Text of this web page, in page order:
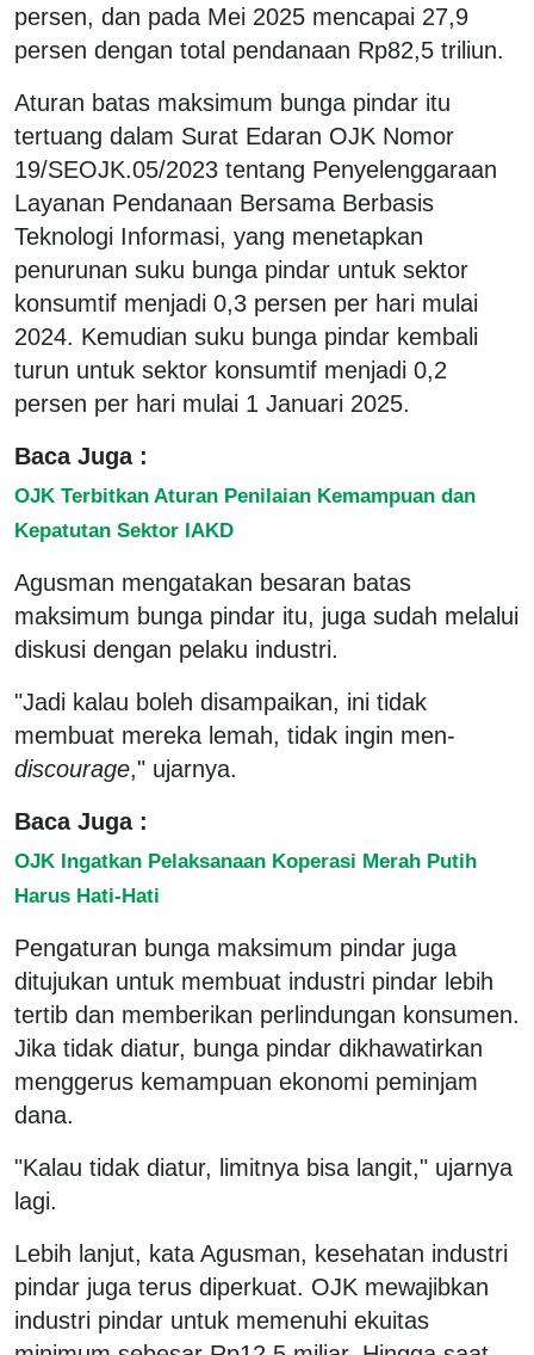
persen, dan pada Mei 2025 mencapai 27,9
persen dengan total pendanaan Rp82,5 triliun.
Aturan batas maksimum bunga pindar itu
tertuang dalam Surat Edaran OJK Nomor
19/SEOJK.05/2023 tentang Penyelenggaraan
Layanan Pendanaan Bersama Berbasis
Teknologi Informasi, yang menetapkan
penurunan suku bunga pindar untuk sektor
konsumtif menjadi 0,3 persen per hari mulai
2024. Kemudian suku bunga pindar kembali
turun untuk sektor konsumtif menjadi 0,2
persen per hari mulai 1 Januari 2025.
Baca Juga :
OJK Terbitkan Aturan Penilaian Kemampuan dan
Kepatutan Sektor IAKD
Agusman mengatakan besaran batas
maksimum bunga pindar itu, juga sudah melalui
diskusi dengan pelaku industri.
"Jadi kalau boleh disampaikan, ini tidak
membuat mereka lemah, tidak ingin men-
discourage," ujarnya.
Baca Juga :
OJK Ingatkan Pelaksanaan Koperasi Merah Putih
Harus Hati-Hati
Pengaturan bunga maksimum pindar juga
ditujukan untuk membuat industri pindar lebih
tertib dan memberikan perlindungan konsumen.
Jika tidak diatur, bunga pindar dikhawatirkan
menggerus kemampuan ekonomi peminjam
dana.
"Kalau tidak diatur, limitnya bisa langit," ujarnya
lagi.
Lebih lanjut, kata Agusman, kesehatan industri
pindar juga terus diperkuat. OJK mewajibkan
industri pindar untuk memenuhi ekuitas